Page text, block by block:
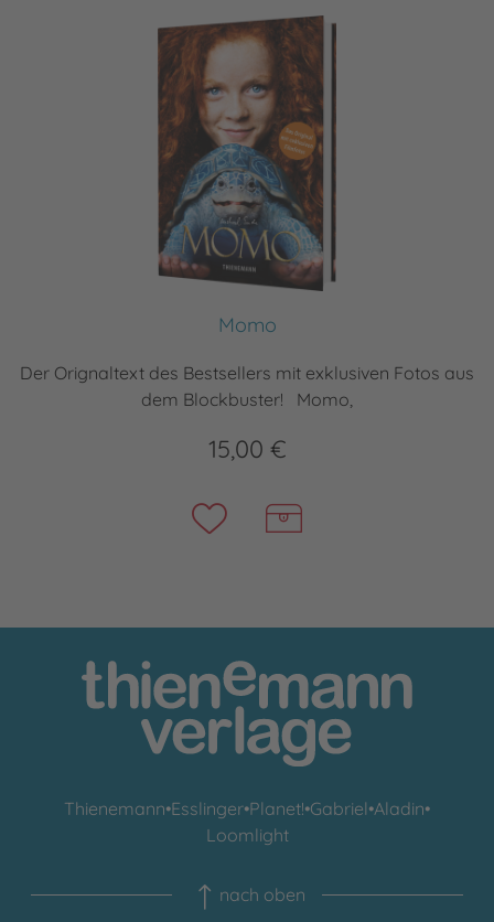
Momo
Der Orignaltext des Bestsellers mit exklusiven Fotos aus
dem Blockbuster! Momo,
15,00 €
Thienemann•Esslinger•Planet!•Gabriel•Aladin•
Loomlight
nach oben